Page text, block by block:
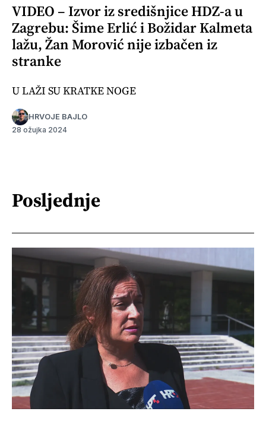
VIDEO – Izvor iz središnjice HDZ-a u
Zagrebu: Šime Erlić i Božidar Kalmeta
lažu, Žan Morović nije izbačen iz
stranke
U LAŽI SU KRATKE NOGE
HRVOJE BAJLO
28 ožujka 2024
Posljednje